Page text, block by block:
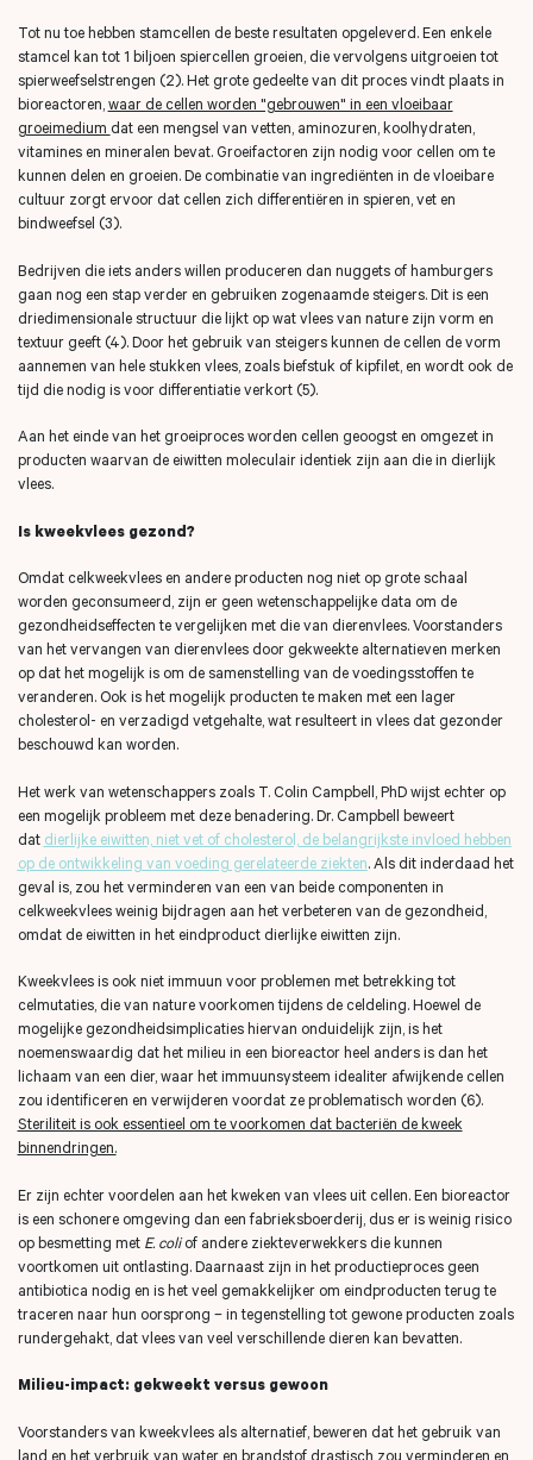
Tot nu toe hebben stamcellen de beste resultaten opgeleverd. Een enkele
stamcel kan tot 1 biljoen spiercellen groeien, die vervolgens uitgroeien tot
spierweefselstrengen (2).Het grote gedeelte van dit proces vindt plaats in
bioreactoren, waar de cellen worden "gebrouwen" in een vloeibaar
groeimedium dat een mengsel van vetten, aminozuren, koolhydraten,
vitamines en mineralen bevat. Groeifactoren zijn nodig voor cellen om te
kunnen delen en groeien. De combinatie van ingrediënten in de vloeibare
cultuur zorgt ervoor dat cellen zich differentiëren in spieren, vet en
bindweefsel (3).
Bedrijven die iets anders willen produceren dan nuggets of hamburgers
gaan nog een stap verder en gebruiken zogenaamde steigers. Dit is een
driedimensionale structuur die lijkt op wat vlees van nature zijn vorm en
textuur geeft (4). Door het gebruik van steigers kunnen de cellen de vorm
aannemen van hele stukken vlees, zoals biefstuk of kipfilet, en wordt ook de
tijd die nodig is voor differentiatie verkort (5).
Aan het einde van het groeiproces worden cellen geoogst en omgezet in
producten waarvan de eiwitten moleculair identiek zijn aan die in dierlijk
vlees.
Is kweekvlees gezond?
Omdat celkweekvlees en andere producten nog niet op grote schaal
worden geconsumeerd, zijn er geen wetenschappelijke data om de
gezondheidseffecten te vergelijken met die van dierenvlees. Voorstanders
van het vervangen van dierenvlees door gekweekte alternatieven merken
op dat het mogelijk is om de samenstelling van de voedingsstoffen te
veranderen. Ook is het mogelijk producten te maken met een lager
cholesterol- en verzadigd vetgehalte, wat resulteert in vlees dat gezonder
beschouwd kan worden.
Het werk van wetenschappers zoals T. Colin Campbell, PhD wijst echter op
een mogelijk probleem met deze benadering. Dr. Campbell beweert
dat dierlijke eiwitten, niet vet of cholesterol, de belangrijkste invloed hebben
op de ontwikkeling van voeding gerelateerde ziekten. Als dit inderdaad het
geval is, zou het verminderen van een van beide componenten in
celkweekvlees weinig bijdragen aan het verbeteren van de gezondheid,
omdat de eiwitten in het eindproduct dierlijke eiwitten zijn.
Kweekvlees is ook niet immuun voor problemen met betrekking tot
celmutaties, die van nature voorkomen tijdens de celdeling. Hoewel de
mogelijke gezondheidsimplicaties hiervan onduidelijk zijn, is het
noemenswaardig dat het milieu in een bioreactor heel anders is dan het
lichaam van een dier, waar het immuunsysteem idealiter afwijkende cellen
zou identificeren en verwijderen voordat ze problematisch worden (6).
Steriliteit is ook essentieel om te voorkomen dat bacteriën de kweek
binnendringen.
Er zijn echter voordelen aan het kweken van vlees uit cellen. Een bioreactor
is een schonere omgeving dan een fabrieksboerderij, dus er is weinig risico
op besmetting met E. coliof andere ziekteverwekkers die kunnen
voortkomen uit ontlasting. Daarnaast zijn in het productieproces geen
antibiotica nodig en is het veel gemakkelijker om eindproducten terug te
traceren naar hun oorsprong – in tegenstelling tot gewone producten zoals
rundergehakt, dat vlees van veel verschillende dieren kan bevatten.
Milieu-impact: gekweekt versus gewoon
Voorstanders van kweekvlees als alternatief, beweren dat het gebruik van
land en het verbruik van water en brandstof drastisch zou verminderen en